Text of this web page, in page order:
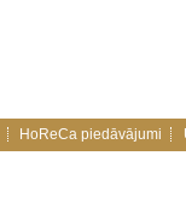
HoReCa piedāvājumi